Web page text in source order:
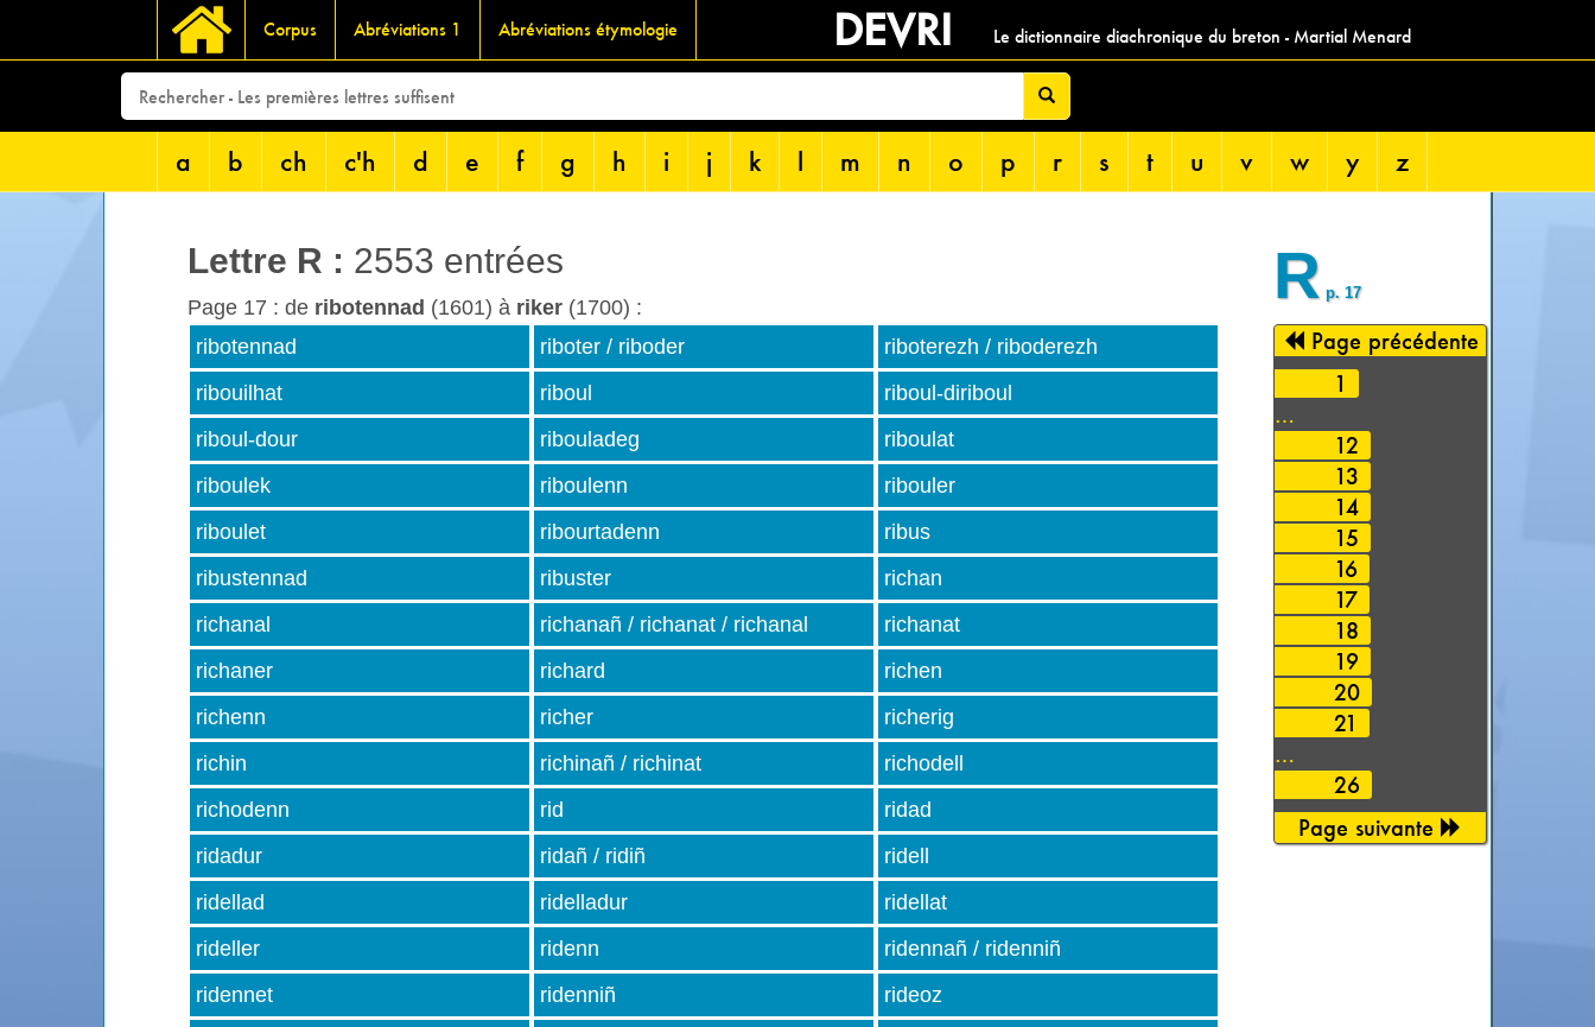
Corpus Abréviations 1 Abréviations étymologie DEVRI Le dictionnaire diachronique du breton - Martial Menard
a b ch c'h d e f g h i j k l m n o p r s t u v w y z
Lettre R : 2553 entrées
Page 17 : de ribotennad (1601) à riker (1700) :
ribotennad
riboter / riboder
riboterezh / riboderezh
ribouilhat
riboul
riboul-diriboul
riboul-dour
ribouladeg
riboulat
riboulek
riboulenn
ribouler
riboulet
ribourtadenn
ribus
ribustennad
ribuster
richan
richanal
richanañ / richanat / richanal
richanat
richaner
richard
richen
richenn
richer
richerig
richin
richinañ / richinat
richodell
richodenn
rid
ridad
ridadur
ridañ / ridiñ
ridell
ridellad
ridelladur
ridellat
rideller
ridenn
ridennañ / ridenniñ
ridennet
ridenniñ
rideoz
R p. 17
Page précédente
1
…
12
13
14
15
16
17
18
19
20
21
…
26
Page suivante